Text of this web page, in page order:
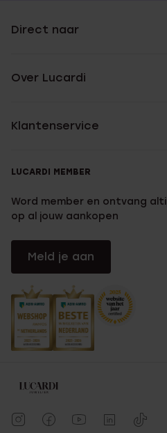
Direct naar
Over Lucardi
Klantenservice
LUCARDI MEMBER
Word member en ontvang
op al jouw aankopen
Meld je aan